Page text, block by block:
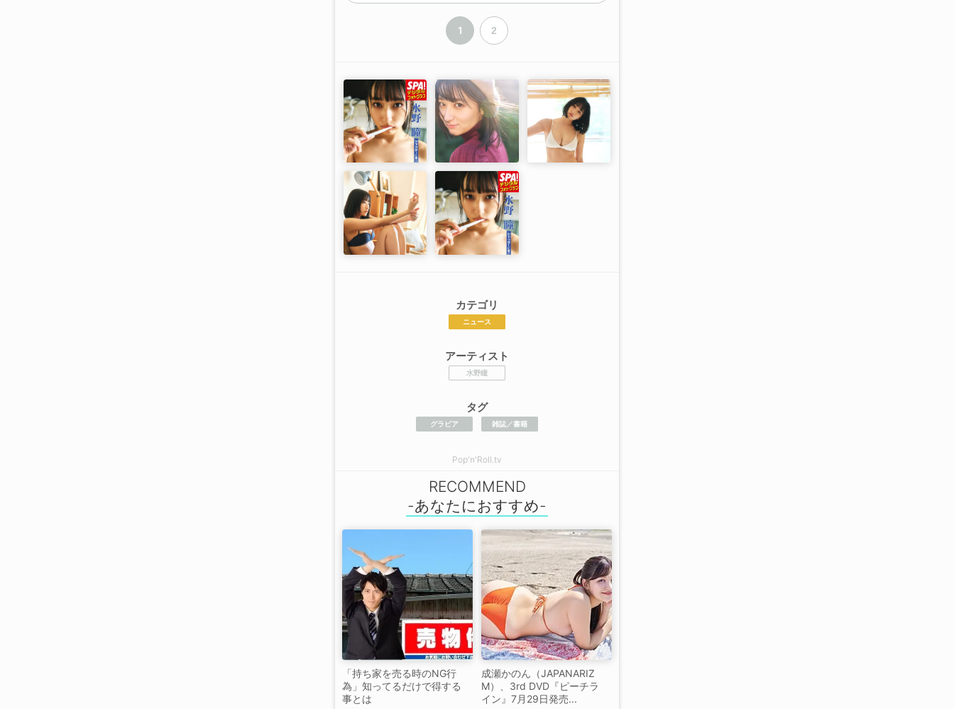
1 2
カテゴリ
ニュース
アーティスト
水野瞳
タグ
グラビア 雑誌／書籍
Pop'n'Roll.tv
RECOMMEND
「持ち家を売る時のNG行
為」知ってるだけで得する
事とは
成瀬かのん（JAPANARIZ
M）、3rd DVD『ピーチラ
イン』7月29日発売...